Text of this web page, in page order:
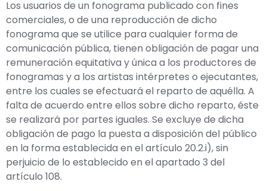
Los usuarios de un fonograma publicado con fines
comerciales, o de una reproducción de dicho
fonograma que se utilice para cualquier forma de
comunicación pública, tienen obligación de pagar una
remuneración equitativa y única a los productores de
fonogramas y a los artistas intérpretes o ejecutantes,
entre los cuales se efectuará el reparto de aquélla. A
falta de acuerdo entre ellos sobre dicho reparto, éste
se realizará por partes iguales. Se excluye de dicha
obligación de pago la puesta a disposición del público
en la forma establecida en el artículo 20.2.i), sin
perjuicio de lo establecido en el apartado 3 del
artículo 108.